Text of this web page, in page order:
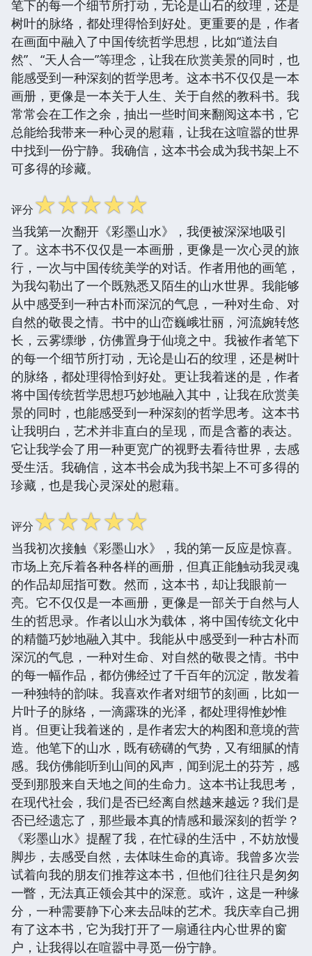
笔下的每一个细节所打动，无论是山石的纹理，还是
树叶的脉络，都处理得恰到好处。更重要的是，作者
在画面中融入了中国传统哲学思想，比如“道法自
然”、“天人合一”等理念，让我在欣赏美景的同时，也
能感受到一种深刻的哲学思考。这本书不仅仅是一本
画册，更像是一本关于人生、关于自然的教科书。我
常常会在工作之余，抽出一些时间来翻阅这本书，它
总能给我带来一种心灵的慰藉，让我在这喧嚣的世界
中找到一份宁静。我确信，这本书会成为我书架上不
可多得的珍藏。
评分☆☆☆☆☆
当我第一次翻开《彩墨山水》，我便被深深地吸引
了。这本书不仅仅是一本画册，更像是一次心灵的旅
行，一次与中国传统美学的对话。作者用他的画笔，
为我勾勒出了一个既熟悉又陌生的山水世界。我能够
从中感受到一种古朴而深沉的气息，一种对生命、对
自然的敬畏之情。书中的山峦巍峨壮丽，河流婉转悠
长，云雾缥缈，仿佛置身于仙境之中。我被作者笔下
的每一个细节所打动，无论是山石的纹理，还是树叶
的脉络，都处理得恰到好处。更让我着迷的是，作者
将中国传统哲学思想巧妙地融入其中，让我在欣赏美
景的同时，也能感受到一种深刻的哲学思考。这本书
让我明白，艺术并非直白的呈现，而是含蓄的表达。
它让我学会了用一种更宽广的视野去看待世界，去感
受生活。我确信，这本书会成为我书架上不可多得的
珍藏，也是我心灵深处的慰藉。
评分☆☆☆☆☆
当我初次接触《彩墨山水》，我的第一反应是惊喜。
市场上充斥着各种各样的画册，但真正能触动我灵魂
的作品却屈指可数。然而，这本书，却让我眼前一
亮。它不仅仅是一本画册，更像是一部关于自然与人
生的哲思录。作者以山水为载体，将中国传统文化中
的精髓巧妙地融入其中。我能从中感受到一种古朴而
深沉的气息，一种对生命、对自然的敬畏之情。书中
的每一幅作品，都仿佛经过了千百年的沉淀，散发着
一种独特的韵味。我喜欢作者对细节的刻画，比如一
片叶子的脉络，一滴露珠的光泽，都处理得惟妙惟
肖。但更让我着迷的，是作者宏大的构图和意境的营
造。他笔下的山水，既有磅礴的气势，又有细腻的情
感。我仿佛能听到山间的风声，闻到泥土的芬芳，感
受到那股来自天地之间的生命力。这本书让我思考，
在现代社会，我们是否已经离自然越来越远？我们是
否已经遗忘了，那些最本真的情感和最深刻的哲学？
《彩墨山水》提醒了我，在忙碌的生活中，不妨放慢
脚步，去感受自然，去体味生命的真谛。我曾多次尝
试着向我的朋友们推荐这本书，但他们往往只是匆匆
一瞥，无法真正领会其中的深意。或许，这是一种缘
分，一种需要静下心来去品味的艺术。我庆幸自己拥
有了这本书，它为我打开了一扇通往内心世界的窗
户，让我得以在喧嚣中寻觅一份宁静。